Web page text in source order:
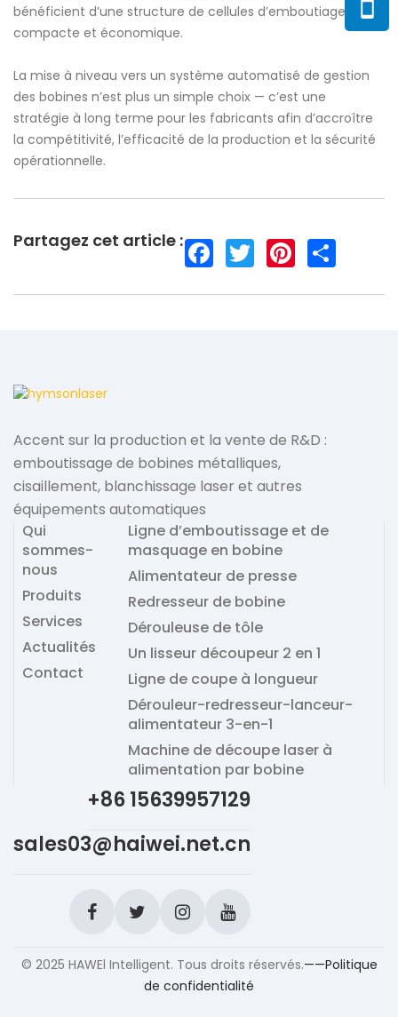
bénéficient d’une structure de cellules d’emboutiage plus
compacte et économique.
La mise à niveau vers un système automatisé de gestion
des bobines n’est plus un simple choix — c’est une
stratégie à long terme pour les fabricants afin d’accroître
la compétitivité, l’efficacité de la production et la sécurité
opérationnelle.
Partagez cet article :
Accent sur la production et la vente de R&D :
emboutissage de bobines métalliques,
cisaillement, blanchissage laser et autres
équipements automatiques
Qui
sommes-
nous
Produits
Services
Actualités
Contact
Ligne d’emboutissage et de
masquage en bobine
Alimentateur de presse
Redresseur de bobine
Dérouleuse de tôle
Un lisseur découpeur 2 en 1
Ligne de coupe à longueur
Dérouleur-redresseur-lanceur-
alimentateur 3-en-1
Machine de découpe laser à
alimentation par bobine
+86 15639957129
sales03@haiwei.net.cn
© 2025 HAWEl Intelligent. Tous droits réservés.——Politique
de confidentialité